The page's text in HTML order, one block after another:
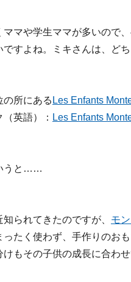
マや学生ママが多いので
すよね。ミキさんは、ど
の所にある Les Enfants
英語）： Les Enfants
うと……
られてきたのですが、 モ
ったく使わず、手作りのお
もその子供の成長に合わ